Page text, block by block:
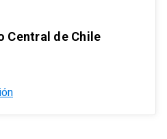
Central de Chile